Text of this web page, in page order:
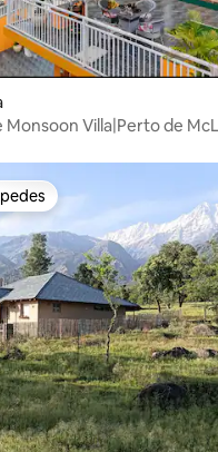
Monsoon Villa|Perto de